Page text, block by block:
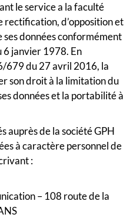
le service a la faculté
rectification, d’opposition et
données conformément
6 janvier 1978. En
679 du 27 avril 2016, la
son droit à la limitation du
données et la portabilité à
auprès de la société GPH
à caractère personnel de
:
– 108 route de la